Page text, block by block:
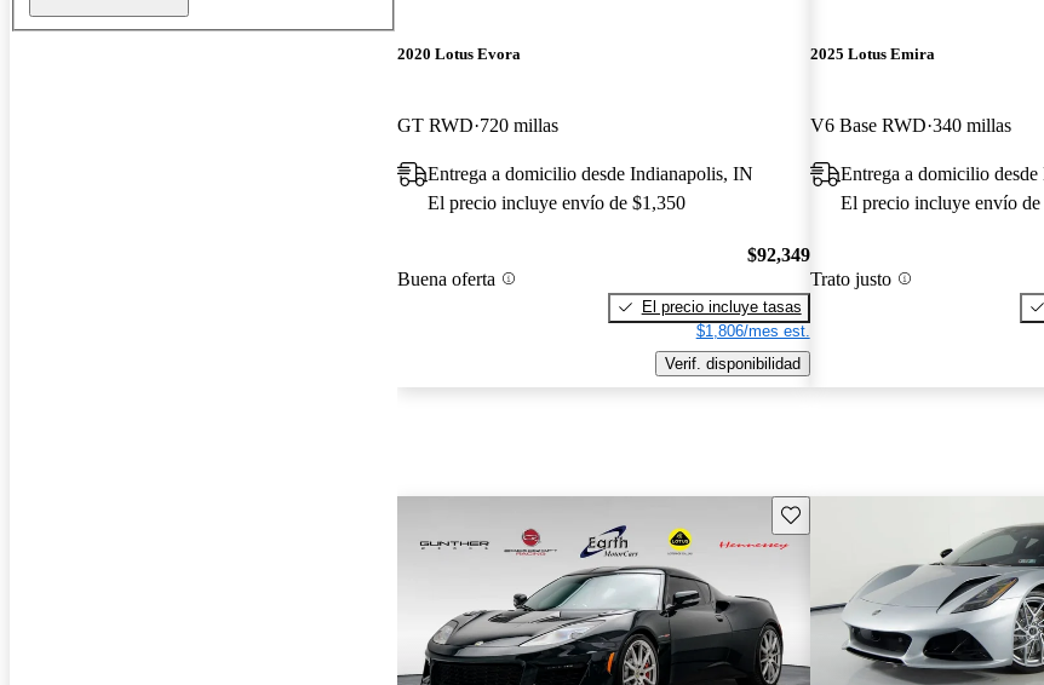
2020 Lotus Evora
GT RWD 720 millas
Entrega a domicilio desde Indianapolis, IN
El precio incluye envío de $1,350
Buena oferta
$92,349
El precio incluye tasas
$1,806/mes est.
Verif. disponibilidad
2025 Lotus Emira
V6 Base RWD 340 millas
Entrega a domicilio
El precio incluye envío de
Trato justo
Guarda este Aviso